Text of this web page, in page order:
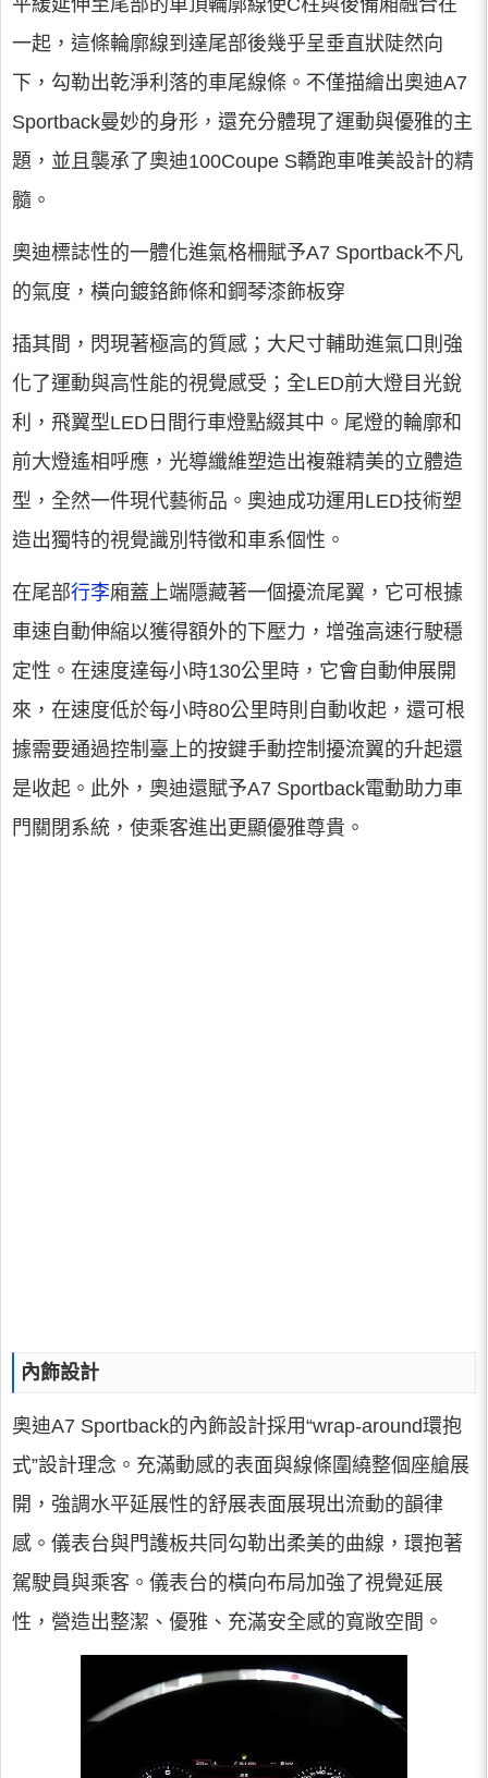
平緩延伸至尾部的車頂輪廓線使C柱與後備廂融合在
一起，這條輪廓線到達尾部後幾乎呈垂直狀陡然向
下，勾勒出乾淨利落的車尾線條。不僅描繪出奧迪A7
Sportback曼妙的身形，還充分體現了運動與優雅的主
題，並且襲承了奧迪100Coupe S轎跑車唯美設計的精
髓。
奧迪標誌性的一體化進氣格柵賦予A7 Sportback不凡
的氣度，橫向鍍鉻飾條和鋼琴漆飾板穿
插其間，閃現著極高的質感；大尺寸輔助進氣口則強
化了運動與高性能的視覺感受；全LED前大燈目光銳
利，飛翼型LED日間行車燈點綴其中。尾燈的輪廓和
前大燈遙相呼應，光導纖維塑造出複雜精美的立體造
型，全然一件現代藝術品。奧迪成功運用LED技術塑
造出獨特的視覺識別特徵和車系個性。
在尾部行李廂蓋上端隱藏著一個擾流尾翼，它可根據
車速自動伸縮以獲得額外的下壓力，增強高速行駛穩
定性。在速度達每小時130公里時，它會自動伸展開
來，在速度低於每小時80公里時則自動收起，還可根
據需要通過控制臺上的按鍵手動控制擾流翼的升起還
是收起。此外，奧迪還賦予A7 Sportback電動助力車
門關閉系統，使乘客進出更顯優雅尊貴。
內飾設計
奧迪A7 Sportback的內飾設計採用“wrap-around環抱
式”設計理念。充滿動感的表面與線條圍繞整個座艙展
開，強調水平延展性的舒展表面展現出流動的韻律
感。儀表台與門護板共同勾勒出柔美的曲線，環抱著
駕駛員與乘客。儀表台的橫向布局加強了視覺延展
性，營造出整潔、優雅、充滿安全感的寬敞空間。